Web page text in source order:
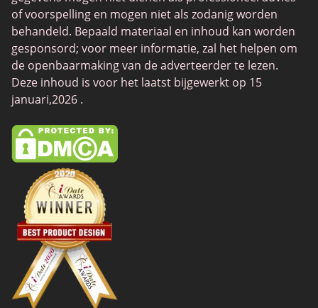
SwingLifestyle
Feabie
Chatib
Cougar Life
Sugardaddymeet
Spdate
AsianDate
FaceFlow
LatinAmericanCupid
BBWCupid
InternationalCupid
of voorspelling en mogen niet als zodanig worden
behandeld. Bepaald materiaal en inhoud kan worden
gesponsord; voor meer informatie, zal het helpen om
de openbaarmaking van de adverteerder te lezen.
Deze inhoud is voor het laatst bijgewerkt op 15
januari,2026 .